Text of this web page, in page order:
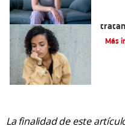
Más
La finalidad de este